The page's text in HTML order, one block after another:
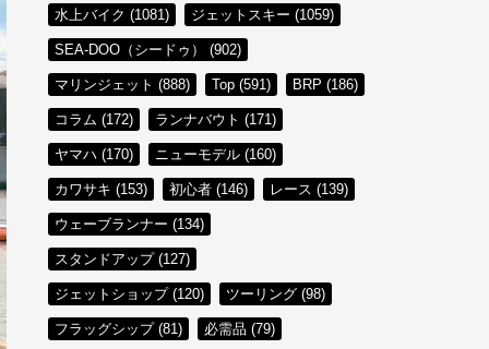
水上バイク (1081) ジェットスキー (1059)
SEA-DOO（シードゥ） (902)
マリンジェット (888) Top (591) BRP (186)
コラム (172) ランナバウト (171)
ヤマハ (170) ニューモデル (160)
カワサキ (153) 初心者 (146) レース (139)
ウェーブランナー (134)
スタンドアップ (127)
ジェットショップ (120) ツーリング (98)
フラッグシップ (81) 必需品 (79)